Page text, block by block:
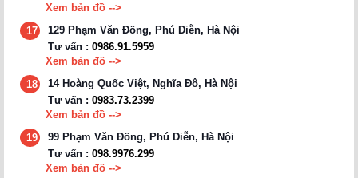
Xem bản đồ -->
17
129 Phạm Văn Đồng, Phú Diễn, Hà Nội
Tư vấn : 0986.91.5959
Xem bản đồ -->
18
14 Hoàng Quốc Việt, Nghĩa Đô, Hà Nội
Tư vấn : 0983.73.2399
Xem bản đồ -->
19
99 Phạm Văn Đồng, Phú Diễn, Hà Nội
Tư vấn : 098.9976.299
Xem bản đồ -->